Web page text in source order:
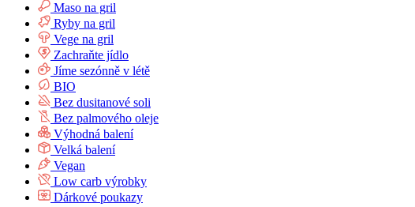
Maso na gril
Ryby na gril
Vege na gril
Zachraňte jídlo
Jíme sezónně v létě
BIO
Bez dusitanové soli
Bez palmového oleje
Výhodná balení
Velká balení
Vegan
Low carb výrobky
Dárkové poukazy